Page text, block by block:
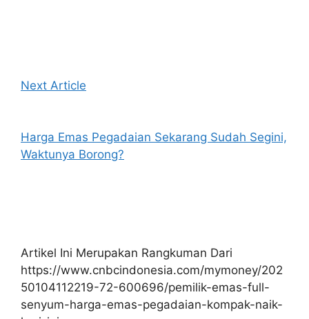
Next Article
Harga Emas Pegadaian Sekarang Sudah Segini,
Waktunya Borong?
Artikel Ini Merupakan Rangkuman Dari
https://www.cnbcindonesia.com/mymoney/202
50104112219-72-600696/pemilik-emas-full-
senyum-harga-emas-pegadaian-kompak-naik-